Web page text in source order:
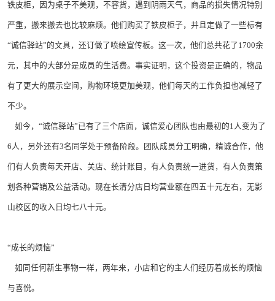
铁皮柜，因为桌子不美观，不容货，遇到阴雨天气，商品的损失情况特别
严重，搬来搬去也比较麻烦。他们购买了铁皮柜子，并且定做了一些标有
“诚信驿站”的文具，还订做了喷绘宣传板。这一次，他们总共花了1700余
元，其中的大部分是成员的生活费。事实证明，这个投资是正确的，物品
有了更大的展示空间，购物环境更加美观，他们每天的工作负担也减轻了
不少。
如今，“诚信驿站”已有了三个店面，诚信爱心团队也由最初的1人变为了
6人，另外还有3名同学处于预备阶段。团队成员分工明确，精诚合作，他
们有人负责每天开店、关店、统计账目，有人负责统一进货，有人负责策
划各种营销及公益活动。现在长清分店日均营业额在四五十元左右，无影
山校区的收入日均七八十元。
“成长的烦恼”
如同任何新生事物一样，两年来，小店和它的主人们经历着成长的烦恼
与喜悦。